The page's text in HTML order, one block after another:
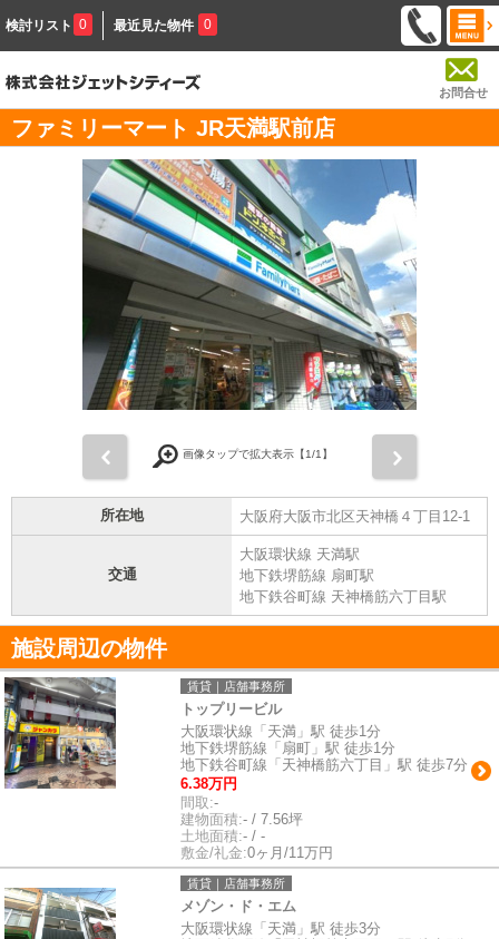
検討リスト 0 最近見た物件 0
お問合せ
ファミリーマート JR天満駅前店
画像タップで拡大表示【1/1】
所在地 大阪府大阪市北区天神橋４丁目12-1
交通
大阪環状線 天満駅
地下鉄堺筋線 扇町駅
地下鉄谷町線 天神橋筋六丁目駅
施設周辺の物件
賃貸｜店舗事務所
トップリービル
大阪環状線「天満」駅 徒歩1分
地下鉄堺筋線「扇町」駅 徒歩1分
地下鉄谷町線「天神橋筋六丁目」駅 徒歩7分
6.38万円
間取:-
建物面積:- / 7.56坪
土地面積:- / -
敷金/礼金:0ヶ月/11万円
賃貸｜店舗事務所
メゾン・ド・エム
大阪環状線「天満」駅 徒歩3分